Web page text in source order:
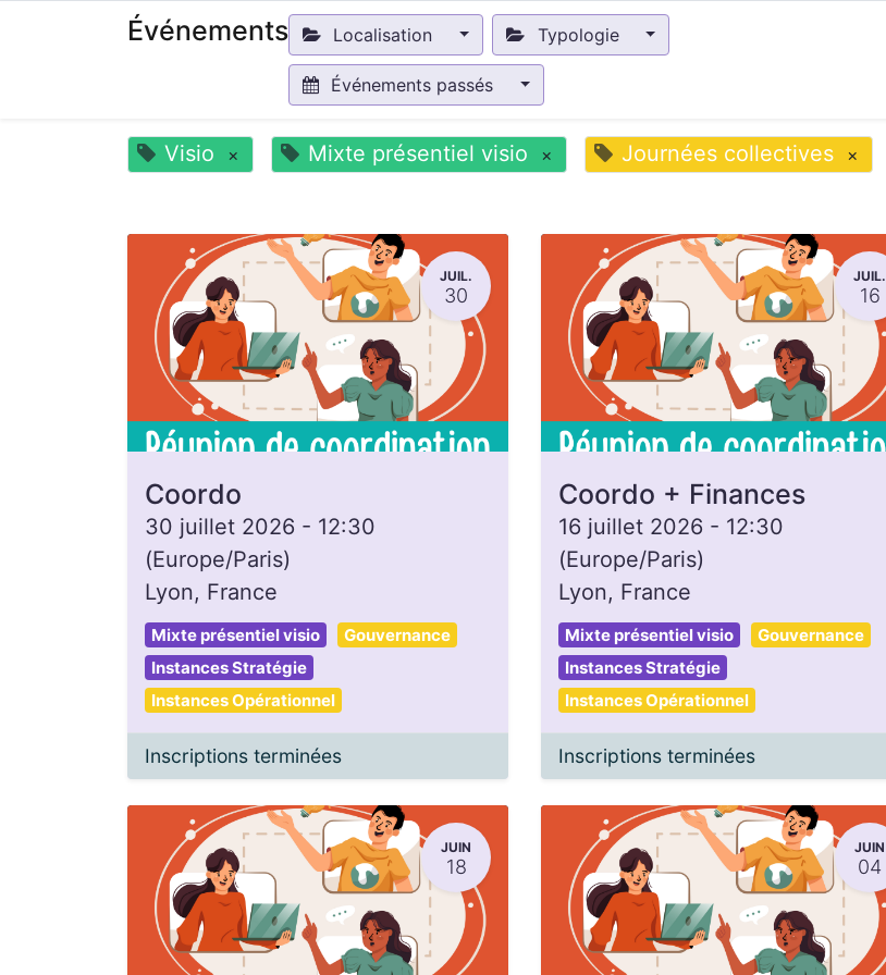
Événements Localisation Typologie
Événements passés
Visio × Mixte présentiel visio × Journées collectives ×
JUIL.
30
Coordo
30 juillet 2026 - 12:30
(Europe/Paris)
Lyon, France
Mixte présentiel visio
Gouvernance
Instances Stratégie
Instances Opérationnel
Inscriptions terminées
JUIL.
16
Coordo + Finances
16 juillet 2026 - 12:30
(Europe/Paris)
Lyon, France
Mixte présentiel visio
Gouvernance
Instances Stratégie
Instances Opérationnel
Inscriptions terminées
JUIN
18
JUIN
04